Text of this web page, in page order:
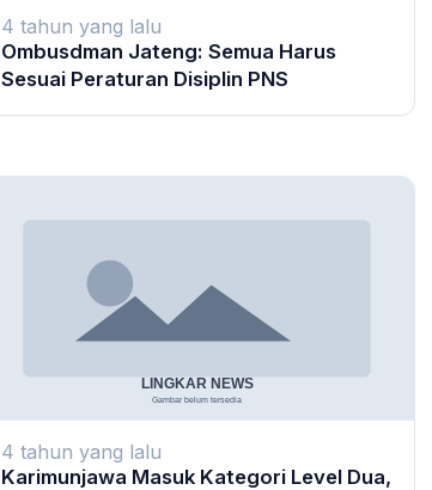
4 tahun yang lalu
Ombusdman Jateng: Semua Harus
Sesuai Peraturan Disiplin PNS
4 tahun yang lalu
Karimunjawa Masuk Kategori Level Dua,